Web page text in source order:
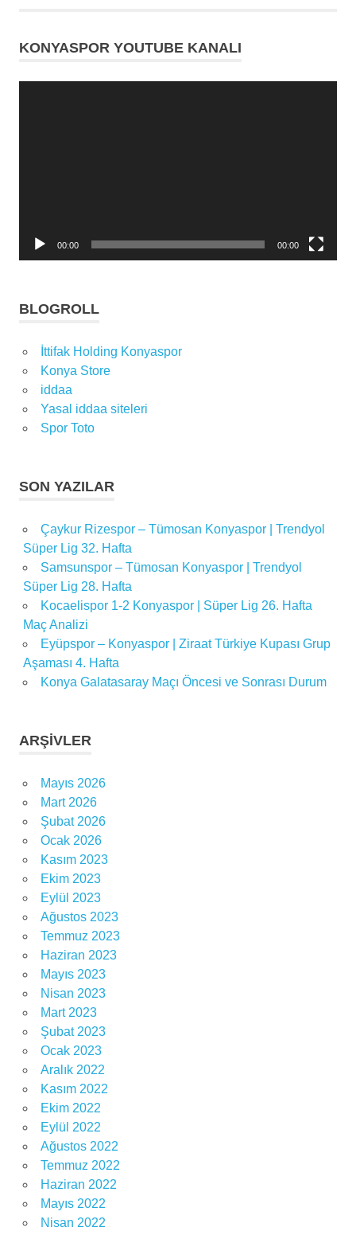
Tyler
KONYASPOR YOUTUBE KANALI
00:00 00:00
BLOGROLL
İttifak Holding Konyaspor
Konya Store
iddaa
Yasal iddaa siteleri
Spor Toto
SON YAZILAR
Çaykur Rizespor – Tümosan Konyaspor | Trendyol
Süper Lig 32. Hafta
Samsunspor – Tümosan Konyaspor | Trendyol
Süper Lig 28. Hafta
Kocaelispor 1-2 Konyaspor | Süper Lig 26. Hafta
Maç Analizi
Eyüpspor – Konyaspor | Ziraat Türkiye Kupası Grup
Aşaması 4. Hafta
Konya Galatasaray Maçı Öncesi ve Sonrası Durum
ARŞIVLER
Mayıs 2026
Mart 2026
Şubat 2026
Ocak 2026
Kasım 2023
Ekim 2023
Eylül 2023
Ağustos 2023
Temmuz 2023
Haziran 2023
Mayıs 2023
Nisan 2023
Mart 2023
Şubat 2023
Ocak 2023
Aralık 2022
Kasım 2022
Ekim 2022
Eylül 2022
Ağustos 2022
Temmuz 2022
Haziran 2022
Mayıs 2022
Nisan 2022